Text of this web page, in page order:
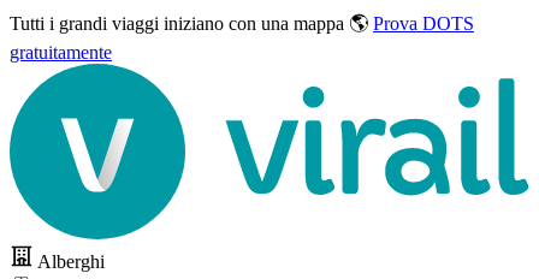
Tutti i grandi viaggi iniziano con una mappa 🌎 Prova DOTS
gratuitamente
Alberghi